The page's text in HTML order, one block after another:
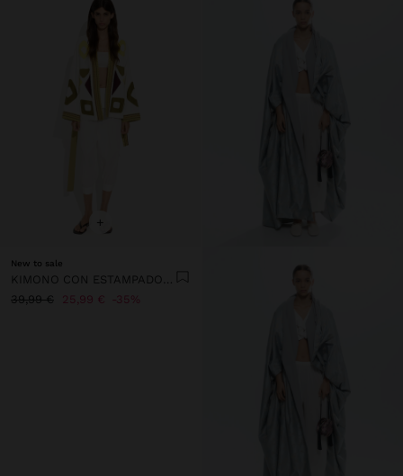
+
New to sale
KIMONO CON ESTAMPADO GEOMÉTRICO 100% ALGODÓN
39,99 € 25,99 € 35%